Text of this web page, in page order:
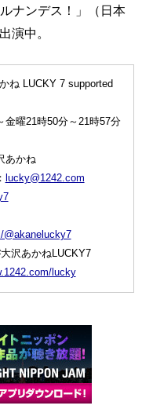
ナンデス！」（日本
演中。
ね LUCKY 7 supported
金曜21時50分～21時57分
あかね
lucky@1242.com
@akanelucky7
沢あかねLUCKY7
lucky